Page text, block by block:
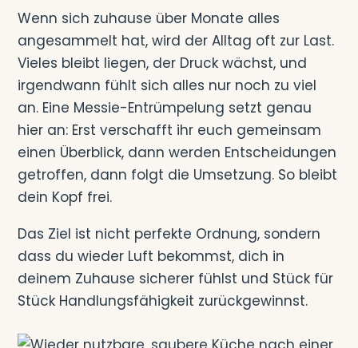
Wenn sich zuhause über Monate alles
angesammelt hat, wird der Alltag oft zur Last.
Vieles bleibt liegen, der Druck wächst, und
irgendwann fühlt sich alles nur noch zu viel
an. Eine Messie-Entrümpelung setzt genau
hier an: Erst verschafft ihr euch gemeinsam
einen Überblick, dann werden Entscheidungen
getroffen, dann folgt die Umsetzung. So bleibt
dein Kopf frei.
Das Ziel ist nicht perfekte Ordnung, sondern
dass du wieder Luft bekommst, dich in
deinem Zuhause sicherer fühlst und Stück für
Stück Handlungsfähigkeit zurückgewinnst.